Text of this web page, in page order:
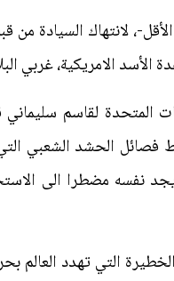
، لانتهاك السيادة من
الامريكية، غربي
المتحدة لقاسم سليماني
فصائل الحشد الشعبي
نفسه مضطرا الى
التي تهدد العالم